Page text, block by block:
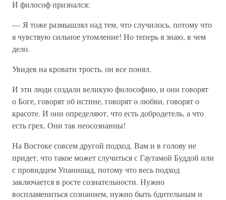
И философ признался:
— Я тоже размышлял над тем, что случилось, потому что
я чувствую сильное утомление! Но теперь я знаю, в чем
дело.
Увидев на кровати трость, он все понял.
И эти люди создали великую философию, и они говорят
о Боге, говорят об истине, говорят о любви, говорят о
красоте. И они определяют, что есть добродетель, а что
есть грех. Они так неосознанны!
На Востоке совсем другой подход. Вам и в голову не
придет, что такое может случиться с Гаутамой Буддой или
с провидцем Упанишад, потому что весь подход
заключается в росте сознательности. Нужно
воспламениться сознанием, нужно быть бдительным и